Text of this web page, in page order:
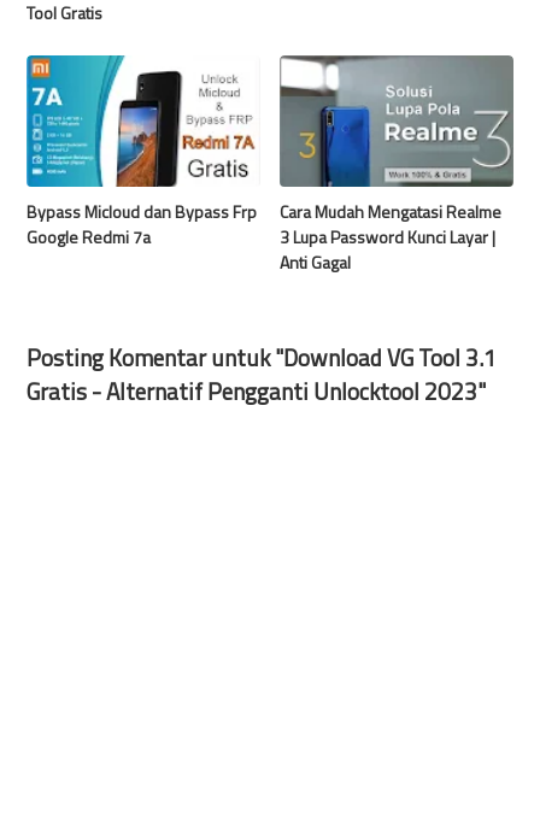
Tool Gratis
Bypass Micloud dan Bypass Frp
Google Redmi 7a
Cara Mudah Mengatasi Realme
3 Lupa Password Kunci Layar |
Anti Gagal
Posting Komentar untuk "Download VG Tool 3.1
Gratis - Alternatif Pengganti Unlocktool 2023"